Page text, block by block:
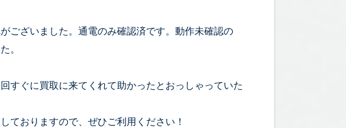
ございました。通電のみ確認済です。動作未確認の
。
すぐに買取に来てくれて助かったとおっしゃっていた
ておりますので、ぜひご利用ください！